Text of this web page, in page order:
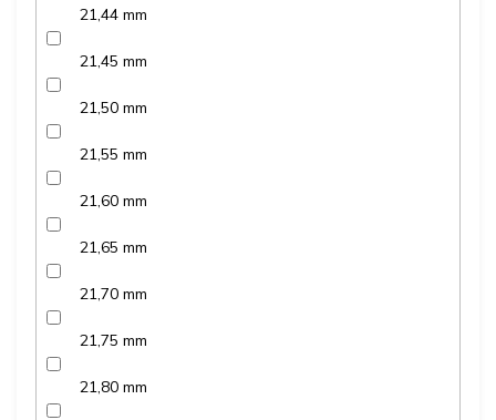
21,44 mm
21,45 mm
21,50 mm
21,55 mm
21,60 mm
21,65 mm
21,70 mm
21,75 mm
21,80 mm